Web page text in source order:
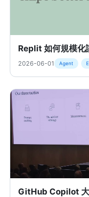
Replit 如何規模
2026-06-01 Agent
GitHub Copilot